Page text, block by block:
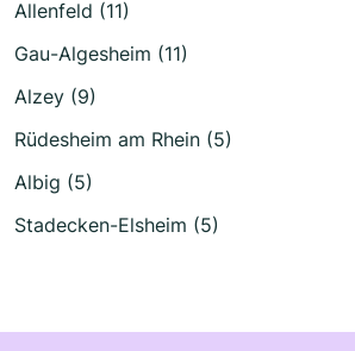
Allenfeld (11)
Gau-Algesheim (11)
Alzey (9)
Rüdesheim am Rhein (5)
Albig (5)
Stadecken-Elsheim (5)